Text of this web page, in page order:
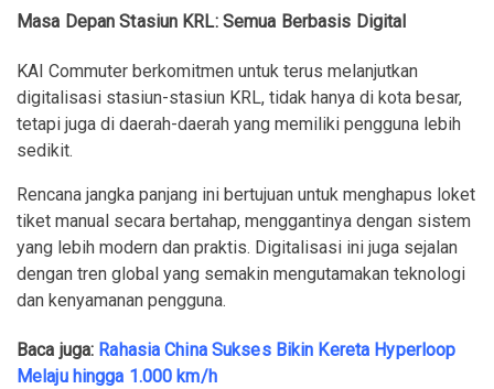
Masa Depan Stasiun KRL: Semua Berbasis Digital
KAI Commuter berkomitmen untuk terus melanjutkan
digitalisasi stasiun-stasiun KRL, tidak hanya di kota besar,
tetapi juga di daerah-daerah yang memiliki pengguna lebih
sedikit.
Rencana jangka panjang ini bertujuan untuk menghapus loket
tiket manual secara bertahap, menggantinya dengan sistem
yang lebih modern dan praktis. Digitalisasi ini juga sejalan
dengan tren global yang semakin mengutamakan teknologi
dan kenyamanan pengguna.
Baca juga: Rahasia China Sukses Bikin Kereta Hyperloop
Melaju hingga 1.000 km/h